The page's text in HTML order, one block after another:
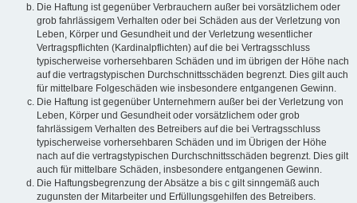
Die Haftung ist gegenüber Verbrauchern außer bei vorsätzlichem oder
grob fahrlässigem Verhalten oder bei Schäden aus der Verletzung von
Leben, Körper und Gesundheit und der Verletzung wesentlicher
Vertragspflichten (Kardinalpflichten) auf die bei Vertragsschluss
typischerweise vorhersehbaren Schäden und im übrigen der Höhe nach
auf die vertragstypischen Durchschnittsschäden begrenzt. Dies gilt auch
für mittelbare Folgeschäden wie insbesondere entgangenen Gewinn.
Die Haftung ist gegenüber Unternehmern außer bei der Verletzung von
Leben, Körper und Gesundheit oder vorsätzlichem oder grob
fahrlässigem Verhalten des Betreibers auf die bei Vertragsschluss
typischerweise vorhersehbaren Schäden und im Übrigen der Höhe
nach auf die vertragstypischen Durchschnittsschäden begrenzt. Dies gilt
auch für mittelbare Schäden, insbesondere entgangenen Gewinn.
Die Haftungsbegrenzung der Absätze a bis c gilt sinngemäß auch
zugunsten der Mitarbeiter und Erfüllungsgehilfen des Betreibers.